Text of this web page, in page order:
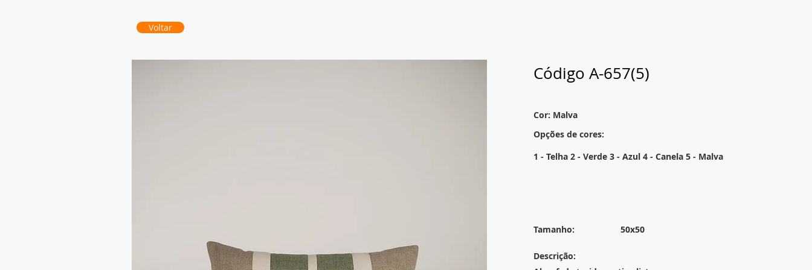
Voltar
Código A-657(5)
Cor: Malva
Opções de cores:
1 - Telha 2 - Verde 3 - Azul 4 - Canela 5 - Malva
Tamanho: 50x50
Descrição: